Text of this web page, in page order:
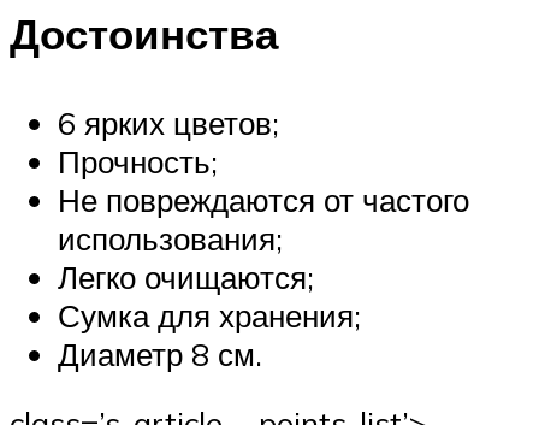
Достоинства
6 ярких цветов;
Прочность;
Не повреждаются от частого
использования;
Легко очищаются;
Сумка для хранения;
Диаметр 8 см.